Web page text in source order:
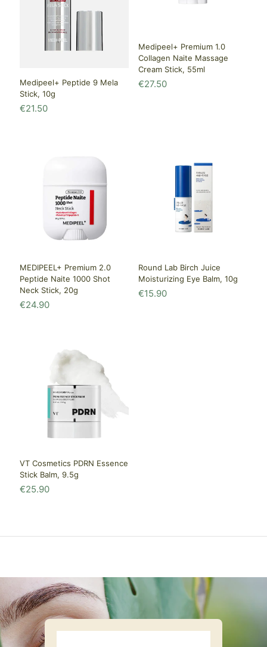
Medipeel+ Peptide 9 Mela
Stick, 10g
€21.50
Medipeel+ Premium 1.0
Collagen Naite Massage
Cream Stick, 55ml
€27.50
MEDIPEEL+ Premium 2.0
Peptide Naite 1000 Shot
Neck Stick, 20g
€24.90
Round Lab Birch Juice
Moisturizing Eye Balm, 10g
€15.90
VT Cosmetics PDRN Essence
Stick Balm, 9.5g
€25.90